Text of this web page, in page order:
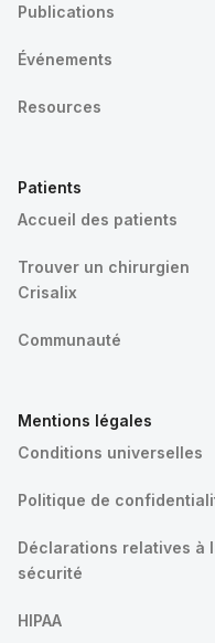
Publications
Événements
Resources
Patients
Accueil des patients
Trouver un chirurgien
Crisalix
Communauté
Mentions légales
Conditions universelles
Politique de
Déclarations relatives à
sécurité
HIPAA